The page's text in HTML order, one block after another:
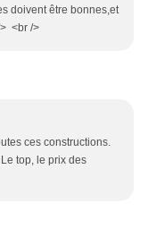
doivent être bonnes,et
<br />
ces constructions.
top, le prix des